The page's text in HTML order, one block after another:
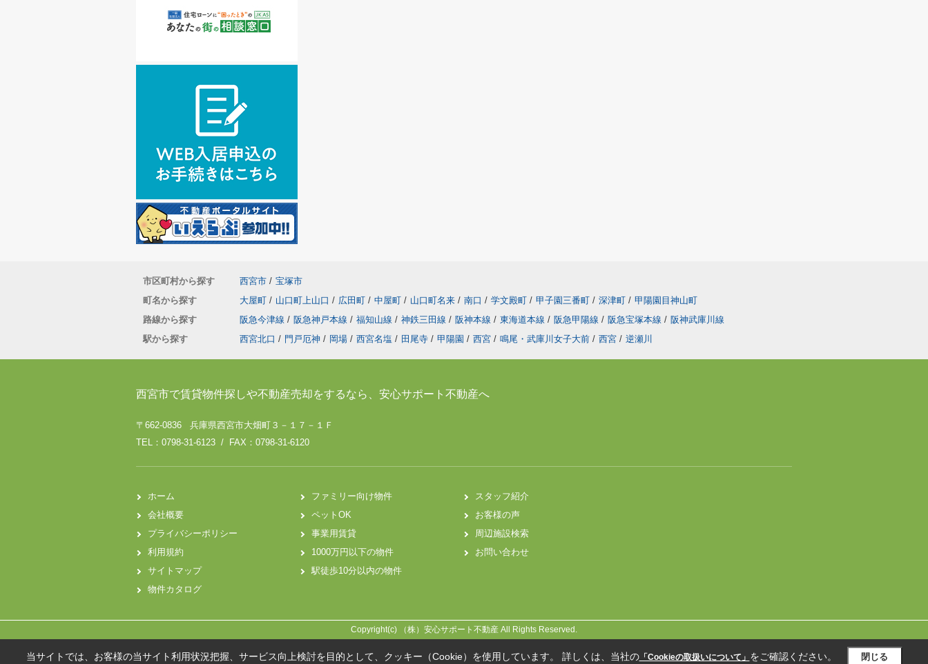
市区町村から探す 西宮市 / 宝塚市
町名から探す
大屋町 / 山口町上山口 / 広田町 / 中屋町 / 山口町名来 / 南口 / 学文殿町 / 甲子園三番町 / 深津町 / 甲陽園目神山町
路線から探す
阪急今津線 / 阪急神戸本線 / 福知山線 / 神鉄三田線 / 阪神本線 / 東海道本線 / 阪急甲陽線 / 阪急宝塚本線 / 阪神武庫川線
駅から探す
西宮北口 / 門戸厄神 / 岡場 / 西宮名塩 / 田尾寺 / 甲陽園 / 西宮 / 鳴尾・武庫川女子大前 / 西宮 / 逆瀬川
西宮市で賃貸物件探しや不動産売却をするなら、安心サポート不動産へ
〒662-0836 兵庫県西宮市大畑町３－１７－１Ｆ
TEL：0798-31-6123 / FAX：0798-31-6120
ホーム
会社概要
プライバシーポリシー
利用規約
サイトマップ
物件カタログ
ファミリー向け物件
ペットOK
事業用賃貸
1000万円以下の物件
駅徒歩10分以内の物件
スタッフ紹介
お客様の声
周辺施設検索
お問い合わせ
Copyright(c) （株）安心サポート不動産 All Rights Reserved.
当サイトでは、お客様の当サイト利用状況把握、サービス向上検討を目的として、クッキー（Cookie）を使用しています。 詳しくは、当社の「Cookieの取扱いについて」 をご確認ください。 閉じる